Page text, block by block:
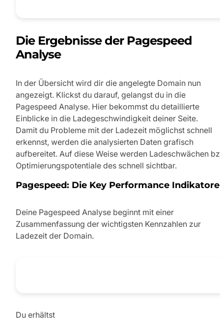
Die Ergebnisse der Pagespeed
Analyse
In der Übersicht wird dir die angelegte Domain nun
angezeigt. Klickst du darauf, gelangst du in die
Pagespeed Analyse. Hier bekommst du detaillierte
Einblicke in die Ladegeschwindigkeit deiner Seite.
Damit du Probleme mit der Ladezeit möglichst schnell
erkennst, werden die analysierten Daten grafisch
aufbereitet. Auf diese Weise werden Ladeschwächen
Optimierungspotentiale des schnell sichtbar.
Pagespeed: Die Key Performance
Deine Pagespeed Analyse beginnt mit einer
Zusammenfassung der wichtigsten Kennzahlen zur
Ladezeit der Domain.
Du erhältst